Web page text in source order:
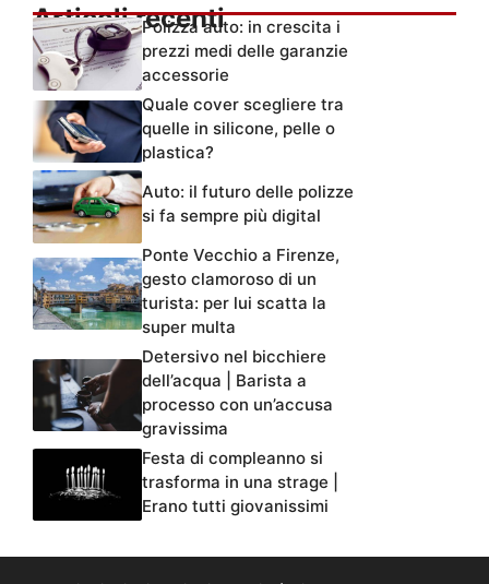
Articoli recentiPolizza auto: in crescita i
prezzi medi delle garanzie
accessorie
Quale cover scegliere tra
quelle in silicone, pelle o
plastica?
Auto: il futuro delle polizze
si fa sempre più digital
Ponte Vecchio a Firenze,
gesto clamoroso di un
turista: per lui scatta la
super multa
Detersivo nel bicchiere
dell’acqua | Barista a
processo con un’accusa
gravissima
Festa di compleanno si
trasforma in una strage |
Erano tutti giovanissimi